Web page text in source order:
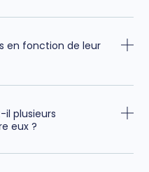
en fonction de leur
plusieurs
eux ?